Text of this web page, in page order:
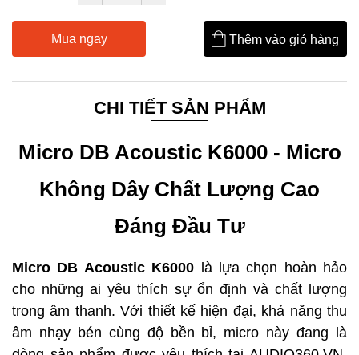
Mua ngay Thêm vào giỏ hàng
CHI TIẾT SẢN PHẨM
Micro DB Acoustic K6000 - Micro
Không Dây Chất Lượng Cao
Đáng Đầu Tư
Micro DB Acoustic K6000 là lựa chọn hoàn hảo
cho những ai yêu thích sự ổn định và chất lượng
trong âm thanh. Với thiết kế hiện đại, khả năng thu
âm nhạy bén cùng độ bền bỉ, micro này đang là